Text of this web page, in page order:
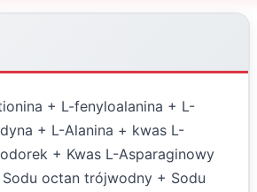
+ L-fenyloalanina + L-
+ L-Alanina + kwas L-
+ Kwas L-Asparaginowy
octan trójwodny + Sodu